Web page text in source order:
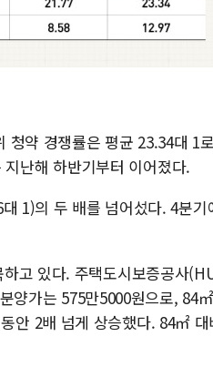
청약 경쟁률은 평균 23.34대 1
난해 하반기부터 이어졌다.
1)의 두 배를 넘어섰다. 4분기
고 있다. 주택도시보증공사
양가는 575만5000원으로, 84
안 2배 넘게 상승했다. 84㎡ 대